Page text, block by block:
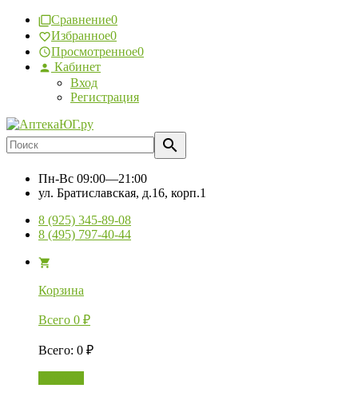
Сравнение0
Избранное0
Просмотренное0
Кабинет
Вход
Регистрация
Пн-Вс 09:00—21:00
ул. Братиславская, д.16, корп.1
8 (925) 345-89-08
8 (495) 797-40-44
Корзина
Всего 0 ₽
Всего: 0 ₽